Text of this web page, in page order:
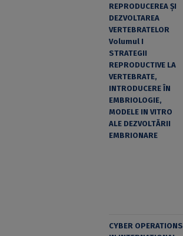
REPRODUCEREA ȘI
DEZVOLTAREA
VERTEBRATELOR
Volumul I
STRATEGII
REPRODUCTIVE LA
VERTEBRATE,
INTRODUCERE ÎN
EMBRIOLOGIE,
MODELE IN VITRO
ALE DEZVOLTĂRII
EMBRIONARE
CYBER OPERATIONS